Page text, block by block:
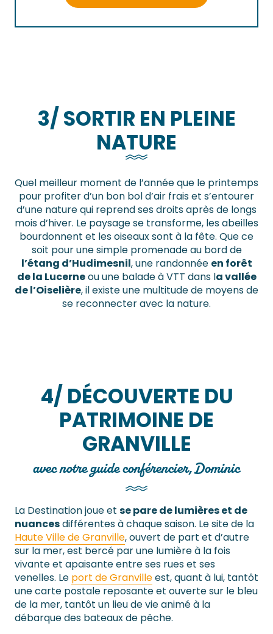
3/ SORTIR EN PLEINE
NATURE
Quel meilleur moment de l’année que le printemps
pour profiter d’un bon bol d’air frais et s’entourer
d’une nature qui reprend ses droits après de longs
mois d’hiver. Le paysage se transforme, les abeilles
bourdonnent et les oiseaux sont à la fête. Que ce
soit pour une simple promenade au bord de
l’étang d’Hudimesnil, une randonnée en forêt
de la Lucerneou une balade à VTT dans la vallée
de l’Oiselière, il existe une multitude de moyens de
se reconnecter avec la nature.
4/ DÉCOUVERTE DU
PATRIMOINE DE
GRANVILLE
avec notre guide conférencier, Dominic
La Destination joue et se pare de lumières et de
nuancesdifférentes à chaque saison. Le site de la
Haute Ville de Granville, ouvert de part et d’autre
sur la mer, est bercé par une lumière à la fois
vivante et apaisante entre ses rues et ses
venelles. Le port de Granvilleest, quant à lui, tantôt
une carte postale reposante et ouverte sur le bleu
de la mer, tantôt un lieu de vie animé à la
débarque des bateaux de pêche.